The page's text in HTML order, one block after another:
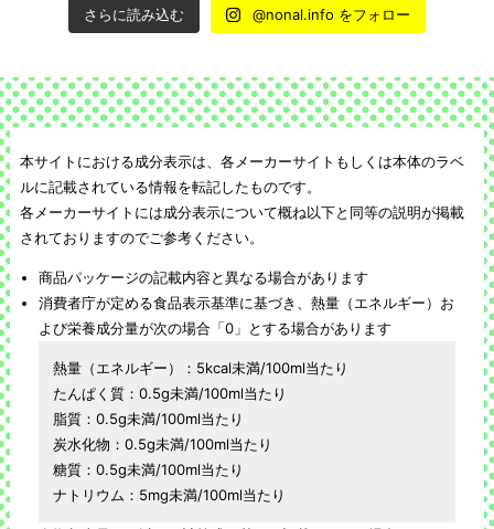
さらに読み込む @nonal.info をフォロー
本サイトにおける成分表示は、各メーカーサイトもしくは本体のラベ
ルに記載されている情報を転記したものです。
各メーカーサイトには成分表示について概ね以下と同等の説明が掲載
されておりますのでご参考ください。
商品パッケージの記載内容と異なる場合があります
消費者庁が定める食品表示基準に基づき、熱量（エネルギー）お
よび栄養成分量が次の場合「0」とする場合があります
熱量（エネルギー）：5kcal未満/100ml当たり
たんぱく質：0.5g未満/100ml当たり
脂質：0.5g未満/100ml当たり
炭水化物：0.5g未満/100ml当たり
糖質：0.5g未満/100ml当たり
ナトリウム：5mg未満/100ml当たり